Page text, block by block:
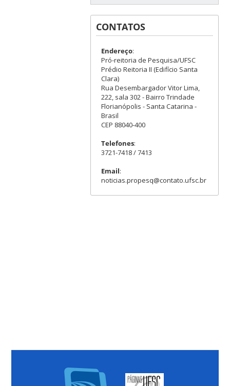
CONTATOS
Endereço:
Pró-reitoria de Pesquisa/UFSC
Prédio Reitoria II (Edifício Santa
Clara)
Rua Desembargador Vitor Lima,
222, sala 302 - Bairro Trindade
Florianópolis - Santa Catarina -
Brasil
CEP 88040-400
Telefones:
3721-7418 / 7413
Email:
noticias.propesq@contato.ufsc.br